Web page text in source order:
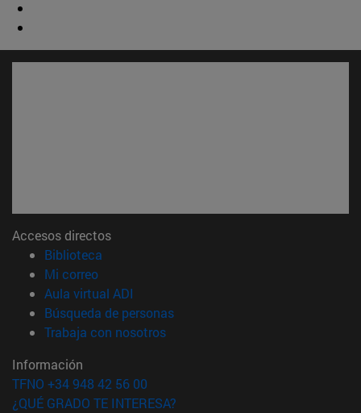
Accesos directos
Biblioteca
Mi correo(abre en nueva ventana)
Aula virtual ADI
Búsqueda de personas(abre en nueva ventana)
Trabaja con nosotros(abre en nueva ventana)
Información
TFNO +34 948 42 56 00
¿QUÉ GRADO TE INTERESA?